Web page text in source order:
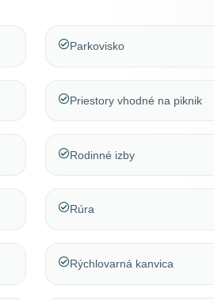
Parkovisko
Priestory vhodné na piknik
Rodinné izby
Rúra
Rýchlovarná kanvica